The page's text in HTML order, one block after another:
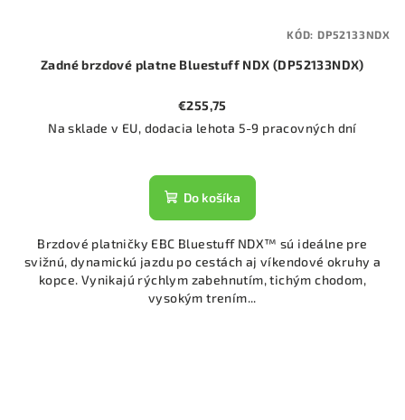
Zadné brzdové platne Bluestuff NDX (DP52133NDX)
€255,75
Na sklade v EU, dodacia lehota 5-9 pracovných dní
Do košíka
Brzdové platničky EBC Bluestuff NDX™ sú ideálne pre
svižnú, dynamickú jazdu po cestách aj víkendové okruhy a
kopce. Vynikajú rýchlym zabehnutím, tichým chodom,
vysokým trením...
KÓD: DP52133NDX